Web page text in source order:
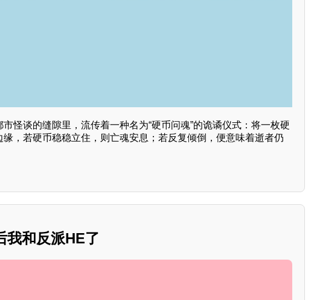
怪谈的缝隙里，流传着一种名为“硬币问魂”的诡谲仪式：将一枚硬
缘，若硬币稳稳立住，则亡魂安息；若反复倾倒，便意味着逝者仍
我和反派HE了